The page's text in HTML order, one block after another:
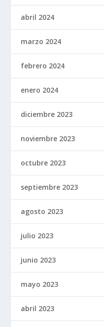
abril 2024
marzo 2024
febrero 2024
enero 2024
diciembre 2023
noviembre 2023
octubre 2023
septiembre 2023
agosto 2023
julio 2023
junio 2023
mayo 2023
abril 2023